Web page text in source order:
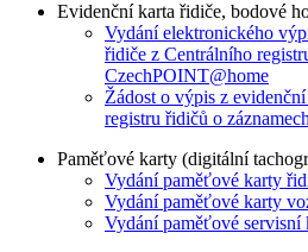
Evidenční karta řidiče, bodové
Vydání elektronického
řidiče z Centrálního
CzechPOINT@home
Žádost o výpis z
registru řidičů o
Paměťové karty (digitální
Vydání paměťové karty
Vydání paměťové karty
Vydání paměťové